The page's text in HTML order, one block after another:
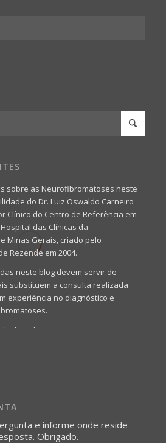
sobre as Neurofibromatoses neste
do Dr. Luiz Oswaldo Carneiro
Clínico do Centro de Referência em
das Clínicas da
Minas Gerais, criado pelo
Rezende em 2004.
neste blog devem servir de
substituem a consulta realizada
experiência no diagnóstico e
de todas as pessoas que
e informe onde reside
Obrigado.